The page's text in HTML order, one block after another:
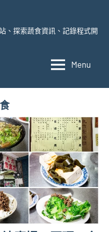
、探索蔬食資訊、記錄程式開
Menu